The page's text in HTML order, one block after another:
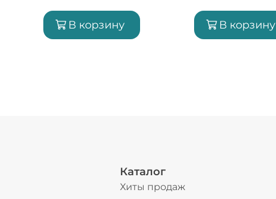
В корзину В корзину
Каталог
Хиты продаж